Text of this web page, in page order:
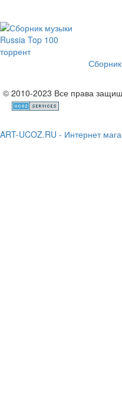
© 2010-2023 Все права
ART-UCOZ.RU - Интернет